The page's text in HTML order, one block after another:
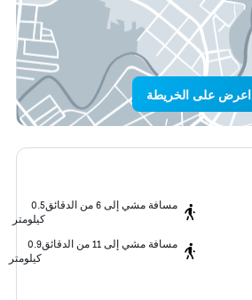
اعرض على الخريطة
مسافة مشي إلى 6 من الدقائق
0.5
كيلومتر
مسافة مشي إلى 11 من الدقائق
0.9
كيلومتر